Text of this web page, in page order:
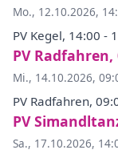
Mo., 12.10.2026,
PV Kegel, 14:00 -
PV Radfahren,
Mi., 14.10.2026,
PV Radfahren,
PV
Sa., 17.10.2026,